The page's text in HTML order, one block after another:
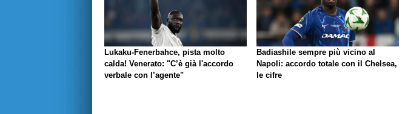
Lukaku-Fenerbahce, pista molto
calda! Venerato: "C’è già l'accordo
verbale con l’agente"
Badiashile sempre più vicino al
Napoli: accordo totale con il Chelsea,
le cifre